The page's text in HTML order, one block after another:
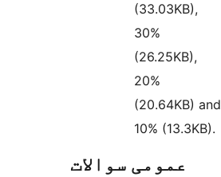
(33.03KB),
30%
(26.25KB),
20%
(20.64KB) and
10% (13.3KB).
عمومی سوالات